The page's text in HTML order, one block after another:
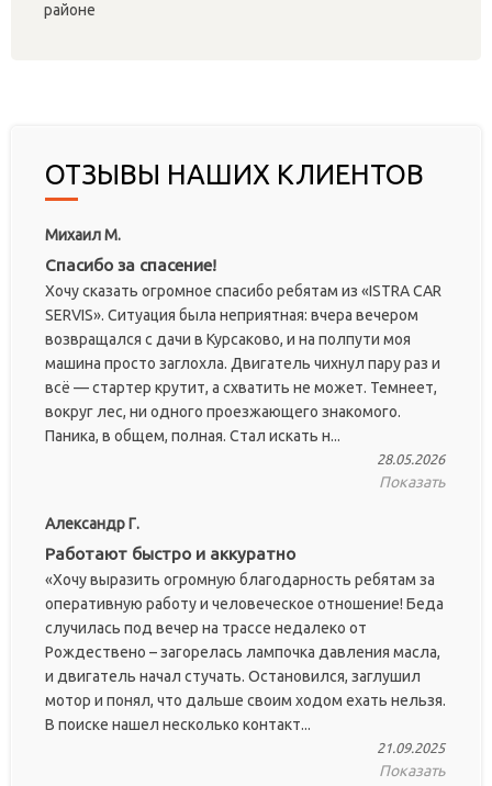
районе
ОТЗЫВЫ НАШИХ КЛИЕНТОВ
Михаил М.
Спасибо за спасение!
Хочу сказать огромное спасибо ребятам из «ISTRA CAR
SERVIS». Ситуация была неприятная: вчера вечером
возвращался с дачи в Курсаково, и на полпути моя
машина просто заглохла. Двигатель чихнул пару раз и
всё — стартер крутит, а схватить не может. Темнеет,
вокруг лес, ни одного проезжающего знакомого.
Паника, в общем, полная. Стал искать н...
28.05.2026
Показать
Александр Г.
Работают быстро и аккуратно
«Хочу выразить огромную благодарность ребятам за
оперативную работу и человеческое отношение! Беда
случилась под вечер на трассе недалеко от
Рождествено – загорелась лампочка давления масла,
и двигатель начал стучать. Остановился, заглушил
мотор и понял, что дальше своим ходом ехать нельзя.
В поиске нашел несколько контакт...
21.09.2025
Показать